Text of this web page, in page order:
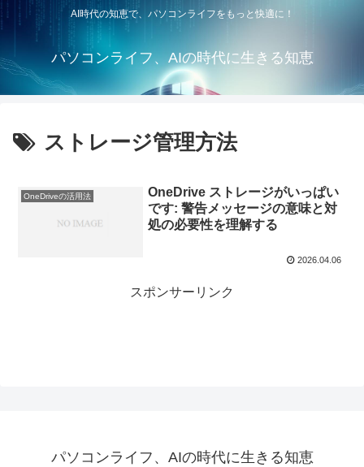
AI時代の知恵で、パソコンライフをもっと快適に！
パソコンライフ、AIの時代に生きる知恵
ストレージ管理方法
OneDriveの活用法
OneDrive ストレージがいっぱい
です: 警告メッセージの意味と対
処の必要性を理解する
2026.04.06
スポンサーリンク
パソコンライフ、AIの時代に生きる知恵